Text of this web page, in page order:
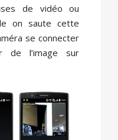
de vidéo ou
on saute cette
se connecter
de l’image sur